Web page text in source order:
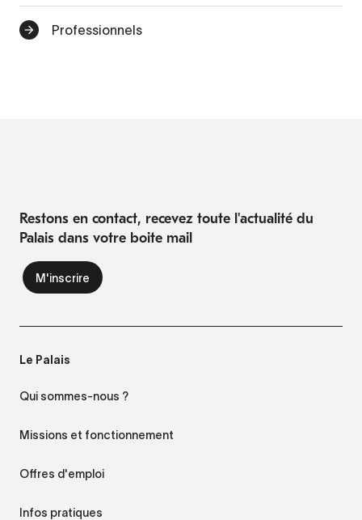
Professionnels
Restons en contact, recevez toute l'actualité du
Palais dans votre boite mail
Le Palais
Qui sommes-nous ?
Missions et fonctionnement
Offres d'emploi
Infos pratiques